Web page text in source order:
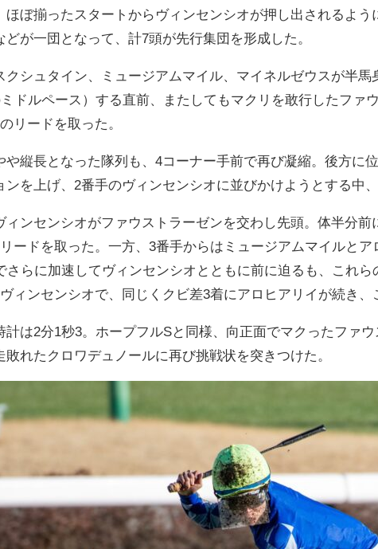
ほぼ揃ったスタートからヴィンセンシオが押し出されるよ
どが一団となって、計7頭が先行集団を形成した。
クシュタイン、ミュージアムマイル、マイネルゼウスが半
ドルペース）する直前、またしてもマクリを敢行したファ
リードを取った。
や縦長となった隊列も、4コーナー手前で再び凝縮。後方に
ンを上げ、2番手のヴィンセンシオに並びかけようとする中
ィンセンシオがファウストラーゼンを交わし先頭。体半分
ードを取った。一方、3番手からはミュージアムマイルと
さらに加速してヴィンセンシオとともに前に迫るも、これ
ィンセンシオで、同じくクビ差3着にアロヒアリイが続き、
計は2分1秒3。ホープフルSと同様、向正面でマクったファ
敗れたクロワデュノールに再び挑戦状を突きつけた。